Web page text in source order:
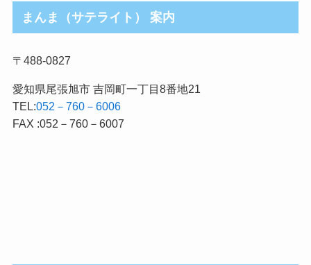
まんま（サテライト） 案内
〒488-0827
愛知県尾張旭市 吉岡町一丁目8番地21
TEL:052－760－6006
FAX :052－760－6007